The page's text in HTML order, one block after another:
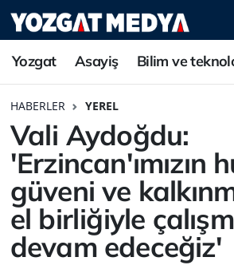
Yozgat Asayiş Bilim ve
HABERLER YEREL
Vali Aydoğdu:
'Erzincan'ımızın
güveni ve
el birliğiyle
devam edeceğiz'